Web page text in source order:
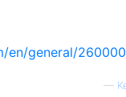
en/general/
—